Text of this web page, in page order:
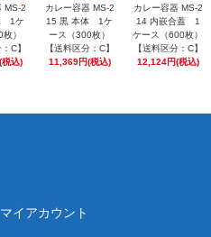
MS-2
1ケ
）
C】
込)
カレー容器 MS-2
15 黒 本体 1ケ
ース（300枚）
【送料区分：C】
11,369円(税込)
カレー容器 MS-2
14 内嵌合蓋 1
ケース（600枚）
【送料区分：C】
12,124円(税込)
マイアカウント